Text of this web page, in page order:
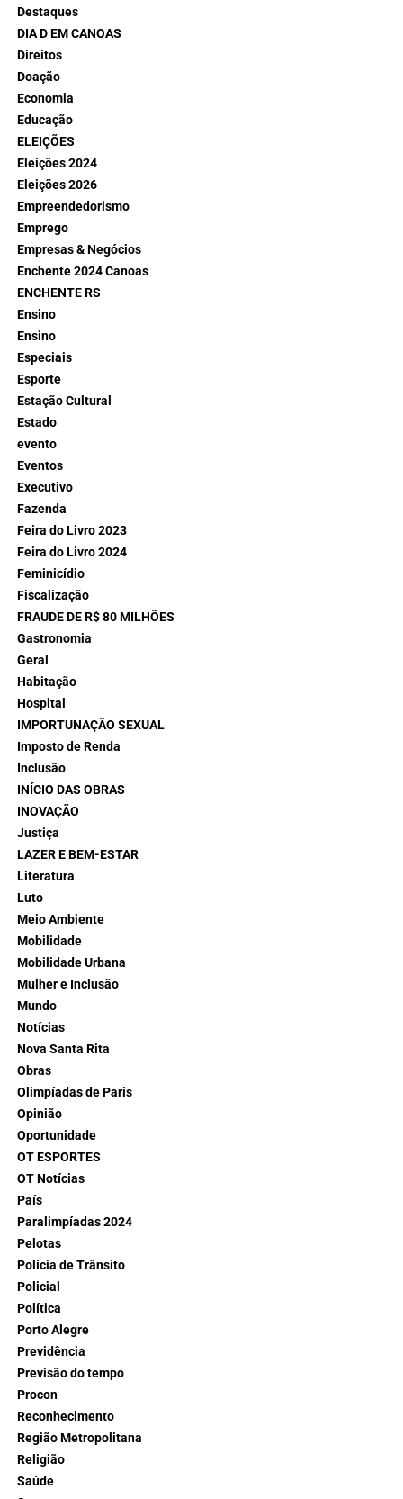
Destaques
DIA D EM CANOAS
Direitos
Doação
Economia
Educação
ELEIÇÕES
Eleições 2024
Eleições 2026
Empreendedorismo
Emprego
Empresas & Negócios
Enchente 2024 Canoas
ENCHENTE RS
Ensino
Ensino
Especiais
Esporte
Estação Cultural
Estado
evento
Eventos
Executivo
Fazenda
Feira do Livro 2023
Feira do Livro 2024
Feminicídio
Fiscalização
FRAUDE DE R$ 80 MILHÕES
Gastronomia
Geral
Habitação
Hospital
IMPORTUNAÇÃO SEXUAL
Imposto de Renda
Inclusão
INÍCIO DAS OBRAS
INOVAÇÃO
Justiça
LAZER E BEM-ESTAR
Literatura
Luto
Meio Ambiente
Mobilidade
Mobilidade Urbana
Mulher e Inclusão
Mundo
Notícias
Nova Santa Rita
Obras
Olimpíadas de Paris
Opinião
Oportunidade
OT ESPORTES
OT Notícias
País
Paralimpíadas 2024
Pelotas
Polícia de Trânsito
Policial
Política
Porto Alegre
Previdência
Previsão do tempo
Procon
Reconhecimento
Região Metropolitana
Religião
Saúde